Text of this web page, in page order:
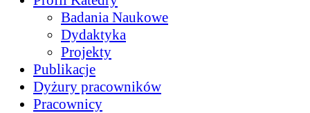
Badania Naukowe
Dydaktyka
Projekty
Publikacje
Dyżury pracowników
Pracownicy